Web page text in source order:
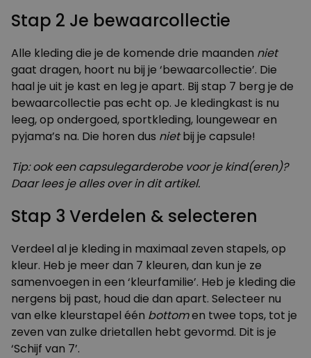
Stap 2 Je bewaarcollectie
Alle kleding die je de komende drie maanden niet
gaat dragen, hoort nu bij je ‘bewaarcollectie’. Die
haal je uit je kast en leg je apart. Bij stap 7 berg je de
bewaarcollectie pas echt op. Je kledingkast is nu
leeg, op ondergoed, sportkleding, loungewear en
pyjama’s na. Die horen dus nietbij je capsule!
Tip: ook een capsulegarderobe voor je kind(eren)?
Daar lees je alles over in dit artikel.
Stap 3 Verdelen & selecteren
Verdeel al je kleding in maximaal zeven stapels, op
kleur. Heb je meer dan 7 kleuren, dan kun je ze
samenvoegen in een ‘kleurfamilie’. Heb je kleding die
nergens bij past, houd die dan apart. Selecteer nu
van elke kleurstapel één bottomen twee tops, tot je
zeven van zulke drietallen hebt gevormd. Dit is je
‘Schijf van 7’.